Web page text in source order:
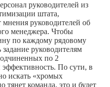
руководителей из
штата,
мнения руководителей об
менеджера. Чтобы
по каждому рядовому
руководителям
по 2
По сути, в
искать «хромых
тянет команда, это и будет